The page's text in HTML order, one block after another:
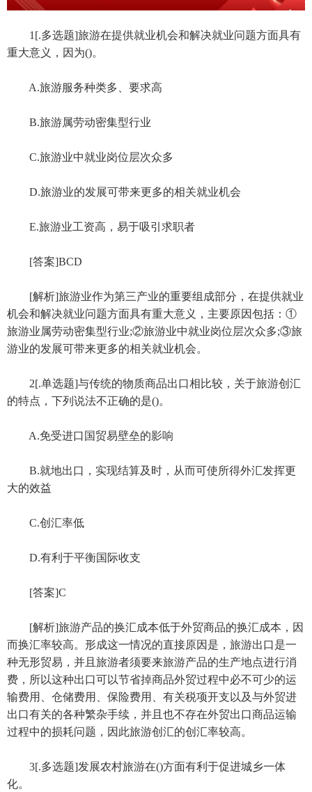
1[.多选题]旅游在提供就业机会和解决就业问题方面具有
重大意义，因为()。
A.旅游服务种类多、要求高
B.旅游属劳动密集型行业
C.旅游业中就业岗位层次众多
D.旅游业的发展可带来更多的相关就业机会
E.旅游业工资高，易于吸引求职者
[答案]BCD
[解析]旅游业作为第三产业的重要组成部分，在提供就业
机会和解决就业问题方面具有重大意义，主要原因包括：①
旅游业属劳动密集型行业;②旅游业中就业岗位层次众多;③旅
游业的发展可带来更多的相关就业机会。
2[.单选题]与传统的物质商品出口相比较，关于旅游创汇
的特点，下列说法不正确的是()。
A.免受进口国贸易壁垒的影响
B.就地出口，实现结算及时，从而可使所得外汇发挥更
大的效益
C.创汇率低
D.有利于平衡国际收支
[答案]C
[解析]旅游产品的换汇成本低于外贸商品的换汇成本，因
而换汇率较高。形成这一情况的直接原因是，旅游出口是一
种无形贸易，并且旅游者须要来旅游产品的生产地点进行消
费，所以这种出口可以节省掉商品外贸过程中必不可少的运
输费用、仓储费用、保险费用、有关税项开支以及与外贸进
出口有关的各种繁杂手续，并且也不存在外贸出口商品运输
过程中的损耗问题，因此旅游创汇的创汇率较高。
3[.多选题]发展农村旅游在()方面有利于促进城乡一体
化。